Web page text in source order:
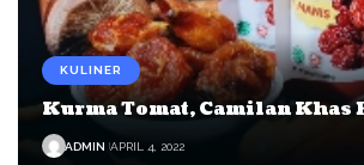
KULINER
Kurma Tomat, Camilan Khas
ADMIN APRIL 4, 2022